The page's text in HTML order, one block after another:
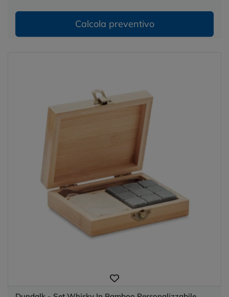
Calcola preventivo